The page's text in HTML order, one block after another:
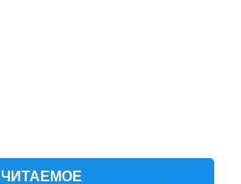
ЧИТАЕМОЕ